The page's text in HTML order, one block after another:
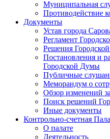
Муниципальная
Противодействие
Документы
Устав города
Регламент
Решения
Постановления и
Городской Думы
Публичные
Меморандум о
Обзор изменений
Поиск решений
Иные документы
Контрольно-счетная
О палате
Деятельность